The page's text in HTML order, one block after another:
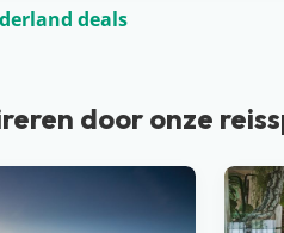
deals
door onze